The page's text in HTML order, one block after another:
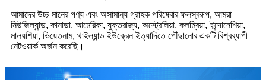
আমাদের উচ্চ মানের পণ্য এবং অসামান্য গ্রাহক পরিষেবার ফলস্বরূপ, আমরা
নিউজিল্যান্ড, কানাডা, আমেরিকা, যুক্তরাজ্য, অস্ট্রেলিয়া, কলম্বিয়া, ইন্দোনেশিয়া,
মালয়শিয়া, ভিয়েতনাম, থাইল্যান্ড ইউক্রেন ইত্যাদিতে পৌঁছানোর একটি বিশ্বব্যাপী
নেটওয়ার্ক অর্জন করেছি।